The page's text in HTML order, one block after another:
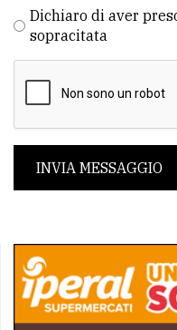
Dichiaro di aver
sopracitata
INVIA MESSAGGIO